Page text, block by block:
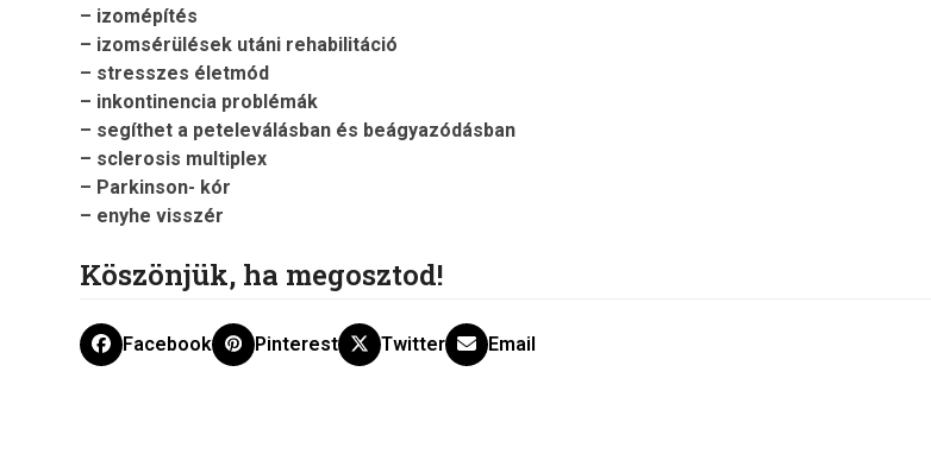
– izomépítés
– izomsérülések utáni rehabilitáció
– stresszes életmód
– inkontinencia problémák
– segíthet a peteleválásban és beágyazódásban
– sclerosis multiplex
– Parkinson- kór
– enyhe visszér
Köszönjük, ha megosztod!
Facebook Pinterest Twitter Email